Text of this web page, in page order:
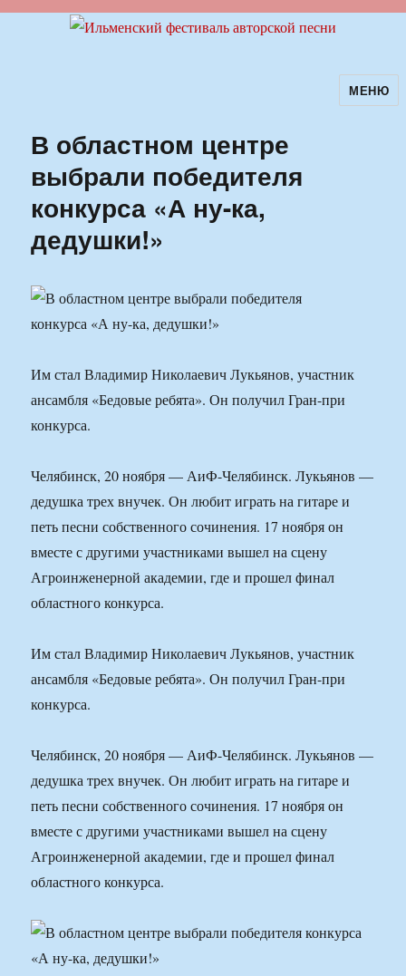
Ильменский фестиваль авторскойМЕНЮ
В областном центре
выбрали победителя
конкурса «А ну-ка,
дедушки!»
Им стал Владимир Николаевич Лукьянов, участник
ансамбля «Бедовые ребята». Он получил Гран-при
конкурса.
Челябинск, 20 ноября — АиФ-Челябинск. Лукьянов —
дедушка трех внучек. Он любит играть на гитаре и
петь песни собственного сочинения. 17 ноября он
вместе с другими участниками вышел на сцену
Агроинженерной академии, где и прошел финал
областного конкурса.
Им стал Владимир Николаевич Лукьянов, участник
ансамбля «Бедовые ребята». Он получил Гран-при
конкурса.
Челябинск, 20 ноября — АиФ-Челябинск. Лукьянов —
дедушка трех внучек. Он любит играть на гитаре и
петь песни собственного сочинения. 17 ноября он
вместе с другими участниками вышел на сцену
Агроинженерной академии, где и прошел финал
областного конкурса.